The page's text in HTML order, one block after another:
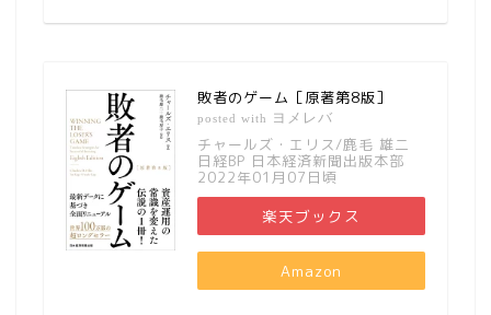
敗者のゲーム［原著第8版］
posted with ヨメレバ
チャールズ・エリス/鹿毛 雄二
日経BP 日本経済新聞出版本部
2022年01月07日頃
楽天ブックス
Amazon